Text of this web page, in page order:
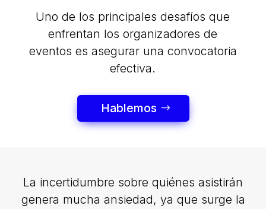
Uno de los principales desafíos que
enfrentan los organizadores de
eventos es asegurar una convocatoria
efectiva.
Hablemos
La incertidumbre sobre quiénes asistirán
genera mucha ansiedad, ya que surge la